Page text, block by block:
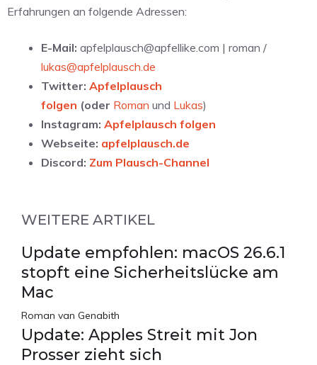
Erfahrungen an folgende Adressen:
E-Mail: apfelplausch@apfellike.com | roman /
lukas@apfelplausch.de
Twitter: Apfelplausch
folgen (oder Roman und Lukas)
Instagram: Apfelplausch folgen
Webseite: apfelplausch.de
Discord: Zum Plausch-Channel
WEITERE ARTIKEL
Update empfohlen: macOS 26.6.1
stopft eine Sicherheitslücke am
Mac
Roman van Genabith
Update: Apples Streit mit Jon
Prosser zieht sich